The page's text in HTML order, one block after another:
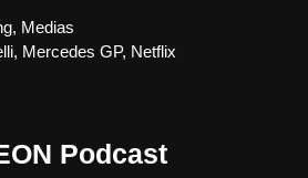
, Medias
, Mercedes GP, Netflix
Podcast